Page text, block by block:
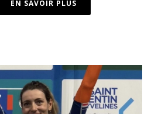
EN SAVOIR PLUS